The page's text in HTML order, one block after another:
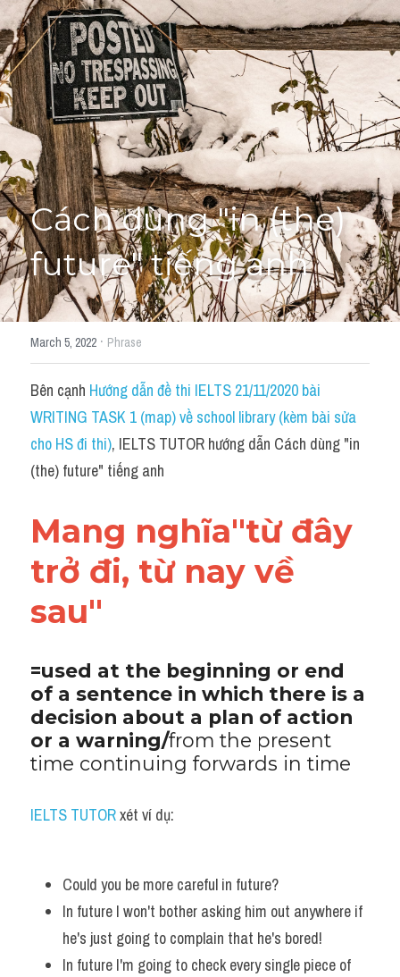
Giải đề thi từng câu
Lời khuyên
Giải đề thi
Academic words
Phrase
Phrasal Verb
Idioms đồng nghĩa
Idioms trái nghĩa
Antonym
Idiom
Grammar
Word form
Cách dùng từ
Phân biệt từ
Speaking
Writing
Reading
Vocabulary
HỌC THỬ
Cách dùng "in (the)
future" tiếng anh
March 5, 2022 · Phrase
Bên cạnh Hướng dẫn đề thi IELTS 21/11/2020 bài
WRITING TASK 1 (map) về school library (kèm bài sửa
cho HS đi thi), IELTS TUTOR hướng dẫn Cách dùng "in
(the) future" tiếng anh
Mang nghĩa"từ đây
trở đi, từ nay về
sau"
=used at the beginning or end
of a sentence in which there is a
decision about a plan of action
or a warning/from the present
time continuing forwards in time
IELTS TUTOR xét ví dụ:
Could you be more careful in future?
In future I won't bother asking him out anywhere if
he's just going to complain that he's bored!
In future I'm going to check every single piece of